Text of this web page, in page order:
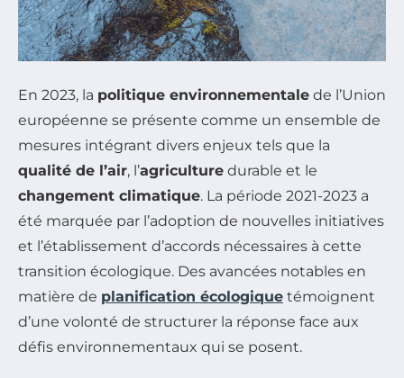
En 2023, la politique environnementale de l’Union
européenne se présente comme un ensemble de
mesures intégrant divers enjeux tels que la
qualité de l’air, l’agriculture durable et le
changement climatique. La période 2021-2023 a
été marquée par l’adoption de nouvelles initiatives
et l’établissement d’accords nécessaires à cette
transition écologique. Des avancées notables en
matière de planification écologique témoignent
d’une volonté de structurer la réponse face aux
défis environnementaux qui se posent.